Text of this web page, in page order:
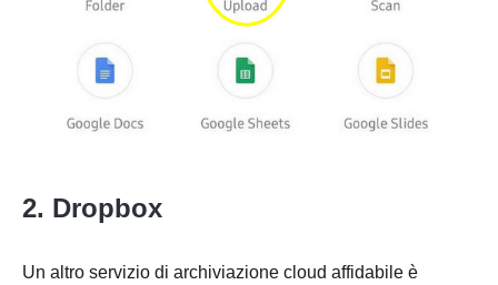
2. Dropbox
Un altro servizio di archiviazione cloud affidabile è